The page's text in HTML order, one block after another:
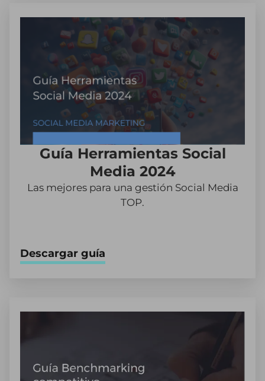
Guía Herramientas Social
Media 2024
Las mejores para una gestión Social Media
TOP.
Descargar guía